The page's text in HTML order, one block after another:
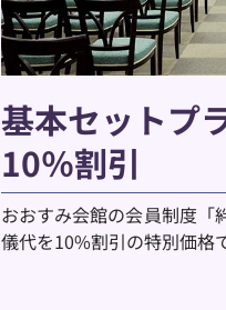
基本セットプ
10％割引
おおすみ会館の会員制度「
儀代を10%割引の特別価格